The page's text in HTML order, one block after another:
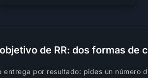
de RR: dos formas de
por resultado: pides un número